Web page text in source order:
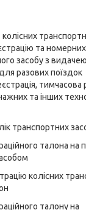
та номерних
засобу з
разових поїздок
тимчасова
та інших
транспортних
талона на
колісних
талону на